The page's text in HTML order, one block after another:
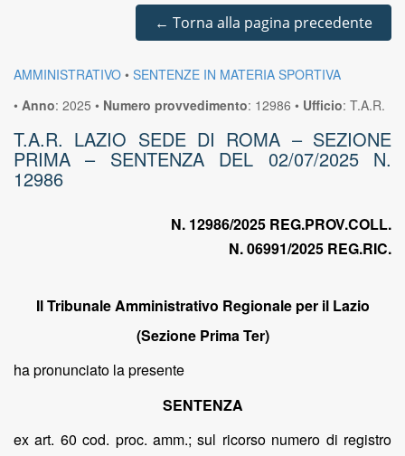
← Torna alla pagina precedente
AMMINISTRATIVO • SENTENZE IN MATERIA SPORTIVA
• Anno: 2025 • Numero provvedimento: 12986 • Ufficio: T.A.R.
T.A.R. LAZIO SEDE DI ROMA – SEZIONE
PRIMA – SENTENZA DEL 02/07/2025 N.
12986
N. 12986/2025 REG.PROV.COLL.
N. 06991/2025 REG.RIC.
Il Tribunale Amministrativo Regionale per il Lazio
(Sezione Prima Ter)
ha pronunciato la presente
SENTENZA
ex art. 60 cod. proc. amm.; sul ricorso numero di registro